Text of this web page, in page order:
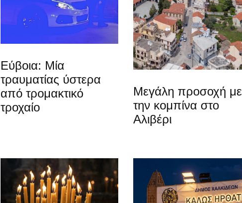
Εύβοια: Μία
τραυματίας ύστερα
από τρομακτικό
τροχαίο
Μεγάλη προσοχή με
την κομπίνα στο
Αλιβέρι